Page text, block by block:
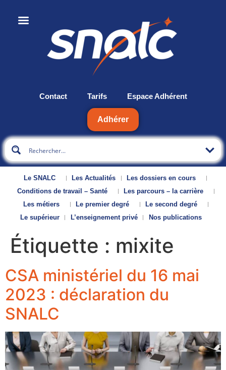
Contact Tarifs Espace Adhérent
Adhérer
Le SNALC Les Actualités
Les dossiers en cours
Conditions de travail – Santé
Les parcours – la carrière
Les métiers
Le premier degré
Le second degré
Le supérieur
L’enseignement privé Nos publications
Étiquette : mixite
CSA ministériel du 16 mai
2023 : déclaration du
SNALC